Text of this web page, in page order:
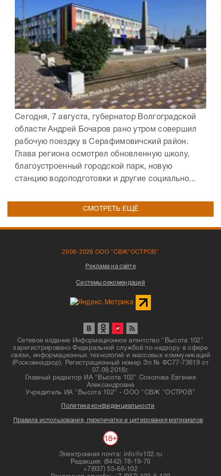
Сегодня, 7 августа, губернатор Волгоградской
области Андрей Бочаров рано утром совершил
рабочую поездку в Серафимовичский район.
Глава региона осмотрел обновленную школу,
благоустроенный городской парк, новую
станцию водоподготовки и другие социально...
СМОТРЕТЬ ЕЩЁ
2006-2026 ООО "СВЖ"ОСТРОВ"
Реклама на сайте
Системы рекомендаций
Сетевое издание Информационное агентство "Высота 102"
зарегистрировано Федеральной службой по надзору в сфере
связи, информационных технологий и массовых коммуникаций
(Роскомнадзор). Регистрационный номер Эл № ФС77-73619 от
07.09.2018г.
Главный редактор ИА "Высота 102" Соколова Евгения
Александровна
Учредитель ИА "Высота 102" - ООО "СВЖ "ОСТРОВ"
Политика конфиденциальности
Правила использования, перепечатки и цитирования материалов
Электронная почта: info@v102.ru
Редакция: (8442) 78-19-76
+7(937) 55-66-102